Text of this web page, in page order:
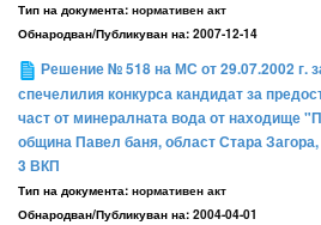
Тип на документа: нормативен акт
Обнародван/Публикуван на: 2007-12-14
Решение № 518 на МС от 29.07.2002 г.
спечелилия конкурса кандидат за
част от минералната вода от находище
община Павел баня, област Стара
3 ВКП
Тип на документа: нормативен акт
Обнародван/Публикуван на: 2004-04-01